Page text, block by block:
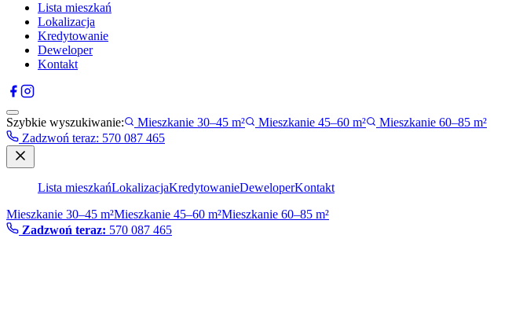
Lista mieszkań
Lokalizacja
Kredytowanie
Deweloper
Kontakt
Szybkie wyszukiwanie: Mieszkanie 30–45 m² Mieszkanie 45–60 m²
Mieszkanie 60–85 m²
Zadzwoń teraz: 570 087 465
Lista mieszkańLokalizacjaKredytowanieDeweloperKontakt
Mieszkanie 30–45 m²Mieszkanie 45–60 m²Mieszkanie 60–85 m²
Zadzwoń teraz: 570 087 465